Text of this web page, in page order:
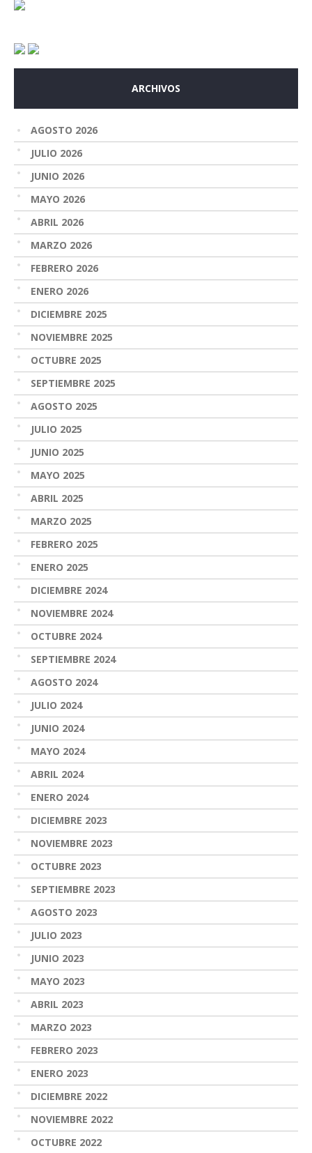
ARCHIVOS
AGOSTO 2026
JULIO 2026
JUNIO 2026
MAYO 2026
ABRIL 2026
MARZO 2026
FEBRERO 2026
ENERO 2026
DICIEMBRE 2025
NOVIEMBRE 2025
OCTUBRE 2025
SEPTIEMBRE 2025
AGOSTO 2025
JULIO 2025
JUNIO 2025
MAYO 2025
ABRIL 2025
MARZO 2025
FEBRERO 2025
ENERO 2025
DICIEMBRE 2024
NOVIEMBRE 2024
OCTUBRE 2024
SEPTIEMBRE 2024
AGOSTO 2024
JULIO 2024
JUNIO 2024
MAYO 2024
ABRIL 2024
ENERO 2024
DICIEMBRE 2023
NOVIEMBRE 2023
OCTUBRE 2023
SEPTIEMBRE 2023
AGOSTO 2023
JULIO 2023
JUNIO 2023
MAYO 2023
ABRIL 2023
MARZO 2023
FEBRERO 2023
ENERO 2023
DICIEMBRE 2022
NOVIEMBRE 2022
OCTUBRE 2022